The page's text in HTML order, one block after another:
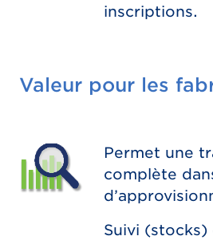
inscriptions.
Valeur pour les
Permet une
complète
Suivi